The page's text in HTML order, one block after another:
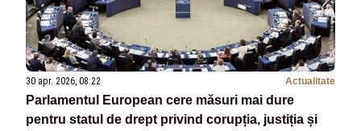
30 apr. 2026, 08:22 Actualitate
Parlamentul European cere măsuri mai dure
pentru statul de drept privind corupția, justiția și